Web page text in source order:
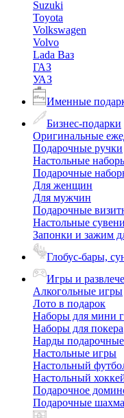
Suzuki
Toyota
Volkswagen
Volvo
Lada Ваз
ГАЗ
УАЗ
Именные
Бизнес-подарки
Оригинальные
Подарочные ручки
Настольные
Подарочные
Для женщин
Для мужчин
Подарочные
Настольные
Запонки и зажим
Глобус-бары,
Игры и
Алкогольные игры
Лото в подарок
Наборы для мини
Наборы для покера
Нарды подарочные
Настольные игры
Настольный
Настольный
Подарочное
Подарочные